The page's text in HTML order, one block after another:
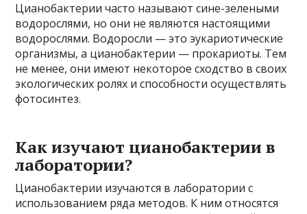
Цианобактерии часто называют сине-зелеными
водорослями, но они не являются настоящими
водорослями. Водоросли — это эукариотические
организмы, а цианобактерии — прокариоты. Тем
не менее, они имеют некоторое сходство в своих
экологических ролях и способности осуществлять
фотосинтез.
Как изучают цианобактерии в
лаборатории?
Цианобактерии изучаются в лаборатории с
использованием ряда методов. К ним относятся